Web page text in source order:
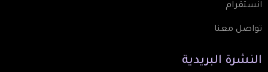
انستقرام
تواصل معنا
النشرة البريدية